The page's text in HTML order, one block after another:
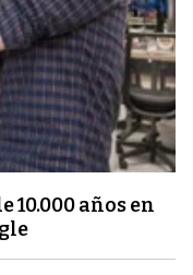
10.000 años en